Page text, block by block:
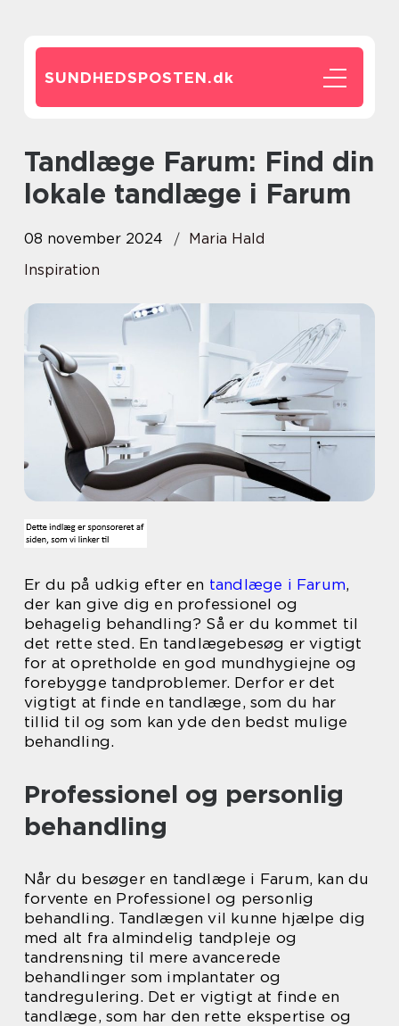
SUNDHEDSPOSTEN.dk
Tandlæge Farum: Find din
lokale tandlæge i Farum
08 november 2024
Maria Hald
Inspiration
Er du på udkig efter en tandlæge i Farum,
der kan give dig en professionel og
behagelig behandling? Så er du kommet til
det rette sted. En tandlægebesøg er vigtigt
for at opretholde en god mundhygiejne og
forebygge tandproblemer. Derfor er det
vigtigt at finde en tandlæge, som du har
tillid til og som kan yde den bedst mulige
behandling.
Professionel og personlig
behandling
Når du besøger en tandlæge i Farum, kan du
forvente en Professionel og personlig
behandling. Tandlægen vil kunne hjælpe dig
med alt fra almindelig tandpleje og
tandrensning til mere avancerede
behandlinger som implantater og
tandregulering. Det er vigtigt at finde en
tandlæge, som har den rette ekspertise og